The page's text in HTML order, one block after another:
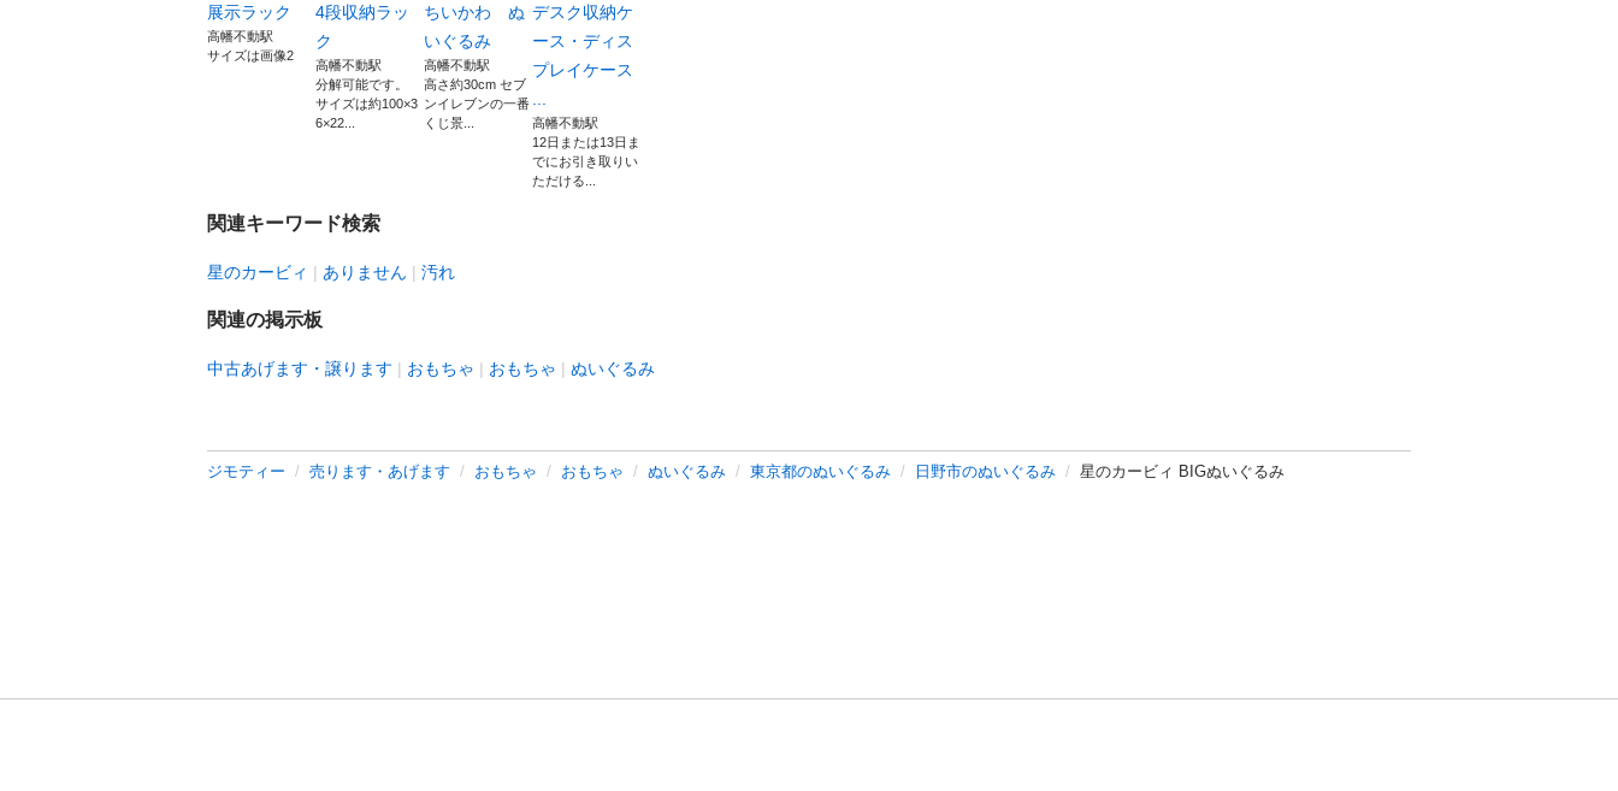
展示ラック
高幡不動駅
サイズは画像2
4段収納ラッ
ク
高幡不動駅
分解可能です。
サイズは約100×3
6×22...
ちいかわ ぬ
いぐるみ
高幡不動駅
高さ約30cm セブ
ンイレブンの一番
くじ景...
デスク収納ケ
ース・ディス
プレイケース
高幡不動駅
12日または13日ま
でにお引き取りい
ただける...
関連キーワード検索
星のカービィ ありません 汚れ
関連の掲示板
中古あげます・譲ります おもちゃ おもちゃ ぬいぐるみ
ジモティー 売ります・あげます おもちゃ おもちゃ ぬいぐるみ 東京都のぬいぐるみ 日野市のぬいぐるみ 星のカービィ BIGぬいぐるみ